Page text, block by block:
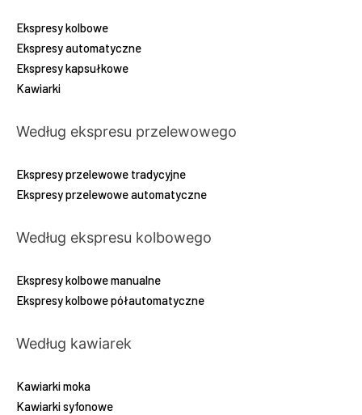
Ekspresy kolbowe
Ekspresy automatyczne
Ekspresy kapsułkowe
Kawiarki
Według ekspresu przelewowego
Ekspresy przelewowe tradycyjne
Ekspresy przelewowe automatyczne
Według ekspresu kolbowego
Ekspresy kolbowe manualne
Ekspresy kolbowe półautomatyczne
Według kawiarek
Kawiarki moka
Kawiarki syfonowe